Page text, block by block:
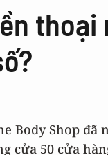
thoại
Body Shop đã
cửa 50 cửa